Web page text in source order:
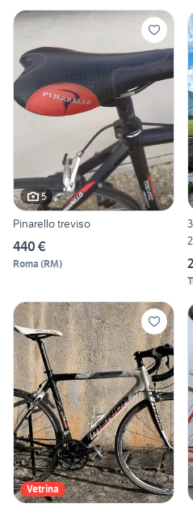
5
Pinarello treviso
440 €
Roma (RM)
Vetrina